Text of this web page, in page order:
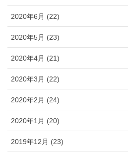
2020年6月 (22)
2020年5月 (23)
2020年4月 (21)
2020年3月 (22)
2020年2月 (24)
2020年1月 (20)
2019年12月 (23)